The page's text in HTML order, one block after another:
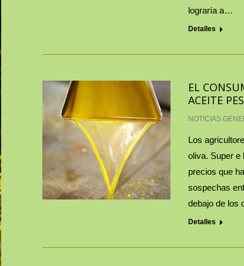
lograría a…
Detalles
EL
ACEITE
NOTICIAS
Los
oliva. Super e
precios que
sospechas
debajo de los
Detalles